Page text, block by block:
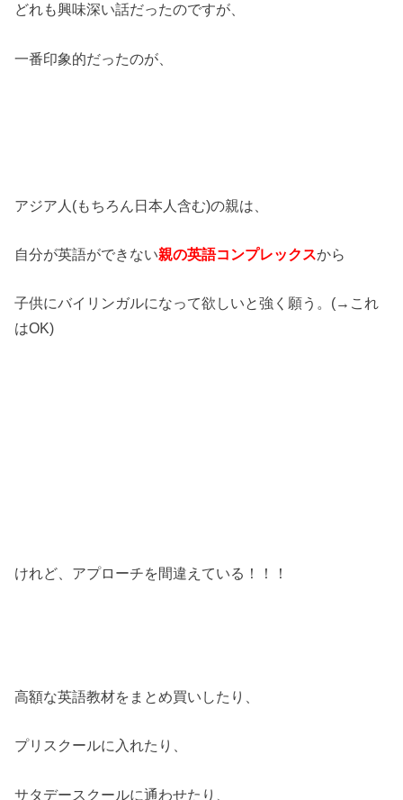
どれも興味深い話だったのですが、
一番印象的だったのが、
アジア人(もちろん日本人含む)の親は、
自分が英語ができない親の英語コンプレックスから
子供にバイリンガルになって欲しいと強く願う。(→これ
はOK)
けれど、アプローチを間違えている！！！
高額な英語教材をまとめ買いしたり、
プリスクールに入れたり、
サタデースクールに通わせたり、